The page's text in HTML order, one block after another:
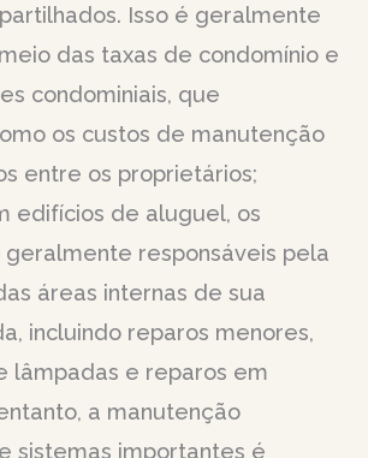
Isso é geralmente
das taxas de condomínio e
condominiais, que
os custos de manutenção
entre os proprietários;
edifícios de aluguel, os
geralmente responsáveis pela
áreas internas de sua
incluindo reparos menores,
lâmpadas e reparos em
a manutenção
sistemas importantes é